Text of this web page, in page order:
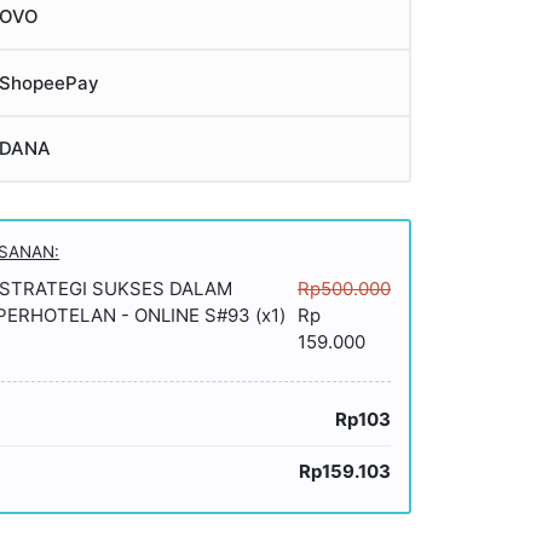
SUKSES DALAM
- ONLINE S#93 (x1)
Rp500.000
Rp
159.000
Rp103
Rp159.103